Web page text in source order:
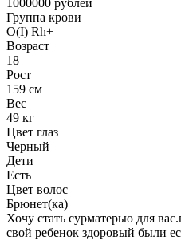
Группа крови
O(I) Rh+
Возраст
18
Рост
159 см
Вес
49 кг
Цвет глаз
Черный
Дети
Есть
Цвет волос
Брюнет(ка)
Хочу стать сурматерью для
свой ребенок здоровый были